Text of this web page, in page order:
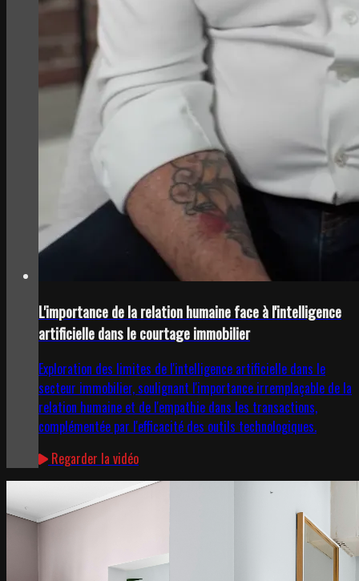
L'importance de la relation humaine face à l'intelligence
artificielle dans le courtage immobilier
Exploration des limites de l'intelligence artificielle dans le
secteur immobilier, soulignant l'importance irremplaçable de la
relation humaine et de l'empathie dans les transactions,
complémentée par l'efficacité des outils technologiques.
Regarder la vidéo